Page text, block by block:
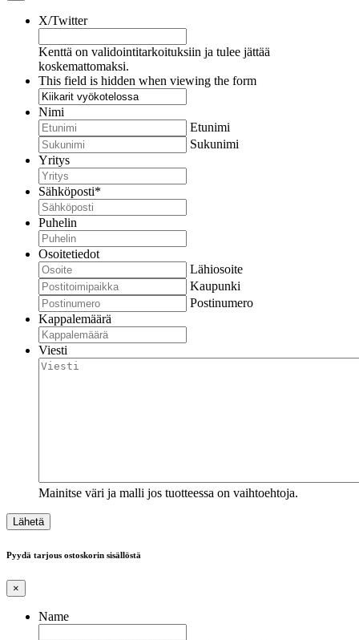
X/Twitter
Kenttä on validointitarkoituksiin ja tulee jättää
koskemattomaksi.
This field is hidden when viewing the form
Nimi
Etunimi
Sukunimi
Yritys
Sähköposti*
Puhelin
Osoitetiedot
Lähiosoite
Kaupunki
Postinumero
Kappalemäärä
Viesti
Mainitse väri ja malli jos tuotteessa on vaihtoehtoja.
Pyydä tarjous ostoskorin sisällöstä
×
Name